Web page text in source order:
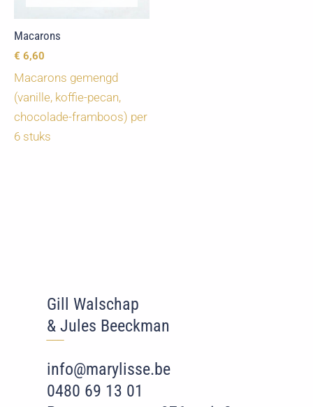
Macarons
€ 6,60
Macarons gemengd
(vanille, koffie-pecan,
chocolade-framboos) per
6 stuks
Gill Walschap
& Jules Beeckman
info@marylisse.be
0480 69 13 01